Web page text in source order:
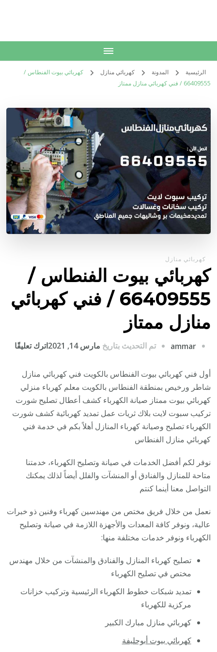
الرئيسية المدونة كهربائي منازل
كهربائي بيوت الفنطاس /
66409555 / فني كهربائي منازل ممتاز
كهربائي منازل
كهربائي بيوت الفنطاس /
66409555 / فني كهربائي
منازل ممتاز
ammar تم التحديث بتاريخ مارس 14, 2021 اترك تعليقًا
أول فني كهربائي بيوت الفنطاس بالكويت فني كهربائي منازل
شاطر ورخيص بمنطقة الفنطاس بالكويت معلم كهرباء منزلي
كهربائي بيوت ممتاز صيانة الكهرباء كشف أعطال تصليح شورت
تركيب سبوت لايت بلاك ثريات عمل تمديد كهربائية كشف شورت
الكهرباء تصليح وصيانة كهرباء المنازل أهلاً بكم في خدمة فني
كهربائي منازل الفنطاس
نوفر لكم أفضل الخدمات في صيانة وتصليح الكهرباء، خدمتنا
متاحة للمنازل والفنادق أو المنشآت والفلل أيضاً لذلك يمكنك
التواصل معنا أينما كنتم
نعمل من خلال فريق مختص من مهندسين كهرباء وفنين ذو خبرات
عالية، ونوفر كافة المعدات والأجهزة اللازمة في صيانة وتصليح
الكهرباء ونوفر خدمات مختلفة منها:
تصليح كهرباء المنازل والفنادق والمنشآت من خلال مهندس
مختص في تصليح الكهرباء
تمديد شبكات خطوط الكهرباء الرئيسية وتركيب خزانات
مركزية للكهرباء
كهربائي منازل مبارك الكبير
كهربائي بيوت أبوحليفة